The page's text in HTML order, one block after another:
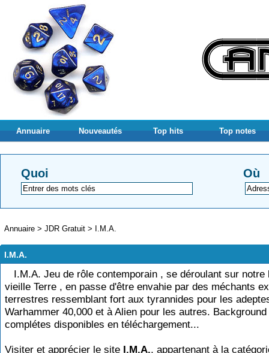
Annuaire Nouveautés Top hits Top notes
Quoi Où
Annuaire > JDR Gratuit > I.M.A.
I.M.A.
I.M.A. Jeu de rôle contemporain , se déroulant sur notre
vieille Terre , en passe d'être envahie par des méchants
terrestres ressemblant fort aux tyrannides pour les
Warhammer 40,000 et à Alien pour les autres.
complétes disponibles en téléchargement...
Visiter et apprécier le site I.M.A., appartenant à la